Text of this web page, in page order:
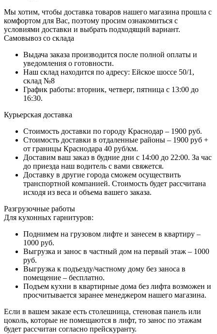
Мы хотим, чтобы доставка товаров нашего магазина прошла с
комфортом для Вас, поэтому просим ознакомиться с
условиями доставки и выбрать подходящий вариант.
Самовывоз со склада
Выдача заказа производится после полной оплаты и
уведомления о готовности.
Наш склад находится по адресу: Ейское шоссе 50/1,
склад №8
График работы: вторник, четверг, пятница с 13:00 до
16:30.
Курьерская доставка
Стоимость доставки по городу Краснодар – 1900 руб.
Стоимость доставки в отдаленные районы – 1900 руб +
от границы Краснодара 40 руб/км.
Доставим ваш заказ в будние дни с 14:00 до 22:00. За час
до приезда наш водитель с вами свяжется.
Доставку в другие города сможем осуществить
транспортной компанией. Стоимость будет рассчитана
исходя из веса и объема вашего заказа.
Разгрузочные работы
Для кухонных гарнитуров:
Поднимем на грузовом лифте и занесем в квартиру –
1000 руб.
Выгрузка и занос в частный дом на первый этаж – 1000
руб.
Выгрузка к подъезду/частному дому без заноса в
помещение – бесплатно.
Подъем кухни в квартирные дома без лифта возможен и
просчитывается заранее менеджером нашего магазина.
Если в вашем заказе есть столешница, стеновая панель или
цоколь, которые не помещаются в лифт, то занос по этажам
будет рассчитан согласно прейскуранту.